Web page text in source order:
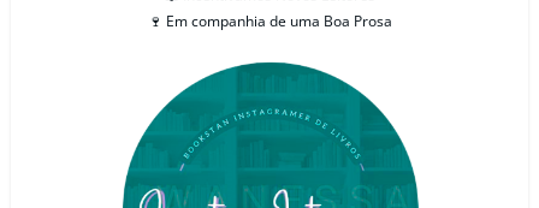
🍷 Em companhia de uma Boa Prosa